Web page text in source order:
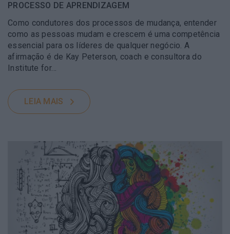
PROCESSO DE APRENDIZAGEM
Como condutores dos processos de mudança, entender
como as pessoas mudam e crescem é uma competência
essencial para os líderes de qualquer negócio. A
afirmação é de Kay Peterson, coach e consultora do
Institute for…
LEIA MAIS